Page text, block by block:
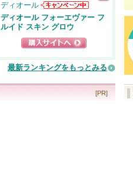
ディオール
ディオールか
らのお知らせ
があります
ディオール フォーエヴァー フ
ルイド スキン グロウ
トへ
最新ランキングをもっとみる
[PR]